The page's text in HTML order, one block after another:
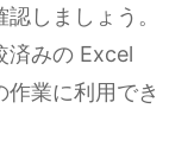
しましょう。
済みの Excel
業に利用でき